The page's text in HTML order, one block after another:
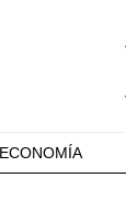
ECONOMÍA